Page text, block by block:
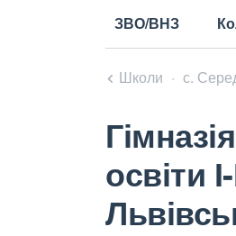
ЗВО/ВНЗ
Школи с.
освіти